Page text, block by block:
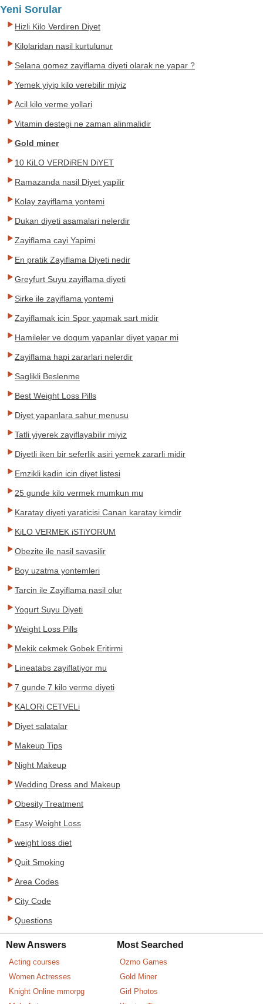
Yeni Sorular
Hizli Kilo Verdiren Diyet
Kilolaridan nasil kurtulunur
Selana gomez zayiflama diyeti olarak ne yapar ?
Yemek yiyip kilo verebilir miyiz
Acil kilo verme yollari
Vitamin destegi ne zaman alinmalidir
Gold miner
10 KiLO VERDiREN DiYET
Ramazanda nasil Diyet yapilir
Kolay zayiflama yontemi
Dukan diyeti asamalari nelerdir
Zayiflama cayi Yapimi
En pratik Zayiflama Diyeti nedir
Greyfurt Suyu zayiflama diyeti
Sirke ile zayiflama yontemi
Zayiflamak icin Spor yapmak sart midir
Hamileler ve dogum yapanlar diyet yapar mi
Zayiflama hapi zararlari nelerdir
Saglikli Beslenme
Best Weight Loss Pills
Diyet yapanlara sahur menusu
Tatli yiyerek zayiflayabilir miyiz
Diyetli iken bir seferlik asiri yemek zararli midir
Emzikli kadin icin diyet listesi
25 gunde kilo vermek mumkun mu
Karatay diyeti yaraticisi Canan karatay kimdir
KiLO VERMEK iSTiYORUM
Obezite ile nasil savasilir
Boy uzatma yontemleri
Tarcin ile Zayiflama nasil olur
Yogurt Suyu Diyeti
Weight Loss Pills
Mekik cekmek Gobek Eritirmi
Lineatabs zayiflatiyor mu
7 gunde 7 kilo verme diyeti
KALORi CETVELi
Diyet salatalar
Makeup Tips
Night Makeup
Wedding Dress and Makeup
Obesity Treatment
Easy Weight Loss
weight loss diet
Quit Smoking
Area Codes
City Code
Questions
New Answers
Acting courses
Women Actresses
Knight Online mmorpg
Most Searched
Ozmo Games
Gold Miner
Girl Photos